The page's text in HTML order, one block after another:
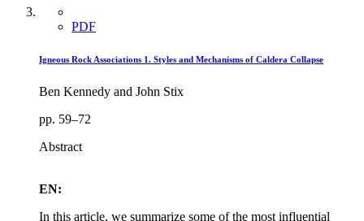
PDF
Igneous Rock Associations 1. Styles and Mechanisms of Caldera Collapse
Ben Kennedy and John Stix
pp. 59–72
Abstract
EN:
In this article, we summarize some of the most influential